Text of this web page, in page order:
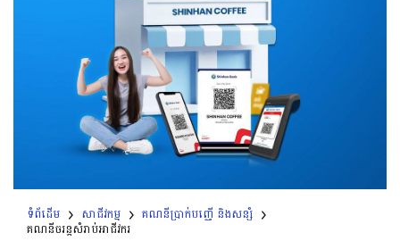
ទំព័ដើម សាជីវកម្ម គណនីប្រាក់បញ្ញើ និងសន្សំ
គណនីចរន្តសំរាប់អាជីវករ